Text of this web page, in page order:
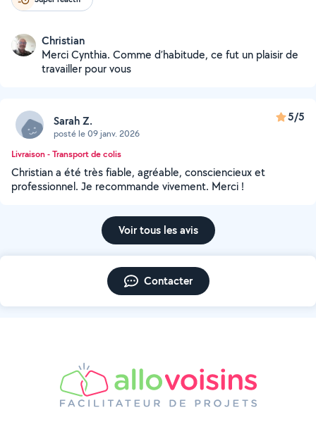
Christian
Merci Cynthia. Comme d’habitude, ce fut un plaisir de
travailler pour vous
Sarah Z.
posté le 09 janv. 2026
5/5
Livraison - Transport de colis
Christian a été très fiable, agréable, consciencieux et
professionnel. Je recommande vivement. Merci !
Voir tous les avis
Contacter